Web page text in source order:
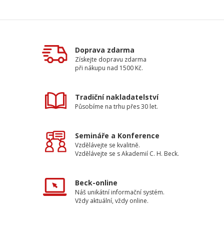
Doprava zdarma
Získejte dopravu zdarma
při nákupu nad 1500 Kč.
Tradiční nakladatelství
Působíme na trhu přes 30 let.
Semináře a Konference
Vzdělávejte se kvalitně.
Vzdělávejte se s Akademií C. H. Beck.
Beck-online
Náš unikátní informační systém.
Vždy aktuální, vždy online.